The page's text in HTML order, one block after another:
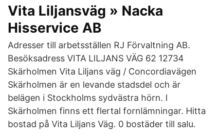
Vita Liljansväg » Nacka
Hisservice AB
Adresser till arbetsställen RJ Förvaltning AB.
Besöksadress VITA LILJANS VÄG 62 12734
Skärholmen Vita Liljans väg / Concordiavägen
Skärholmen är en levande stadsdel och är
belägen i Stockholms sydvästra hörn. I
Skärholmen finns ett flertal fornlämningar. Hitta
bostad på Vita Liljans Väg. 0 bostäder till salu.